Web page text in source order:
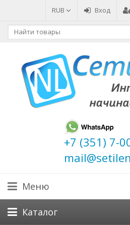
RUB Вход
+7 (351) 7-
Меню
Каталог